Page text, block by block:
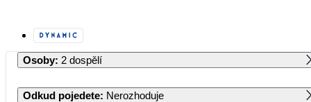
Osoby: 2 dospělí
Odkud pojedete: Nerozhoduje